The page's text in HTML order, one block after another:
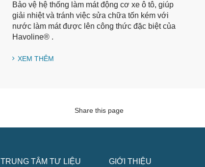
Bảo vệ hệ thống làm mát động cơ xe ô tô, giúp
giải nhiệt và tránh việc sửa chữa tốn kém với
nước làm mát được lên công thức đặc biệt của
Havoline® .
XEM THÊM
Share this page
TRUNG TÂM TƯ LIỆU GIỚI THIỆU